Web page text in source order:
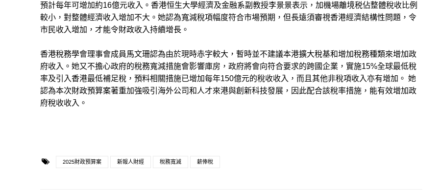
預計每年可增加約16億元收入。香港恒生大學經濟及金融系副教授李景景表示，加機場離境税佔整體稅收比例
較小，對整體經濟收入增加不大。她認為寬減稅項幅度符合市場預期，但長遠須審視香港經濟結構性問題，令
市民收入增加，才能令財政收入持續增長。
香港稅務學會理事會成員馬文珊認為由於現時赤字較大，暫時並不建議本港擴大稅基和增加稅務種類來增加政
府收入。她又不擔心政府的稅務寬減措施會影響庫房，政府將會向符合要求的跨國企業，實施15%全球最低稅
率及引入香港最低補足稅，預料相關措施已增加每年150億元的稅收收入，而且其他非稅項收入亦有增加。 她
認為本次財政預算案著重加強吸引海外公司和人才來港與創新科技發展，因此配合該稅率措施，能有效增加政
府稅收收入。
2025財政預算案 新報人財經 稅務寬減 薪俸稅